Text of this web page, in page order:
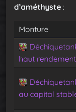
d’améthyste :
Monture
haut rendement
au capital